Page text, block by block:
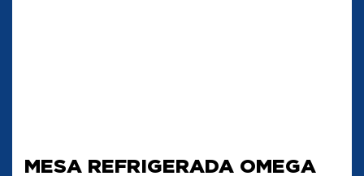
MESA REFRIGERADA OMEGA